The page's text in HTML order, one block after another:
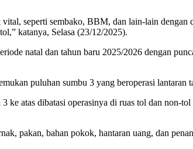
seperti sembako, BBM, dan lain-lain dengan
katanya, Selasa (23/12/2025).
natal dan tahun baru 2025/2026 dengan
puluhan sumbu 3 yang beroperasi lantaran
atas dibatasi operasinya di ruas tol dan non-tol
pakan, bahan pokok, hantaran uang, dan